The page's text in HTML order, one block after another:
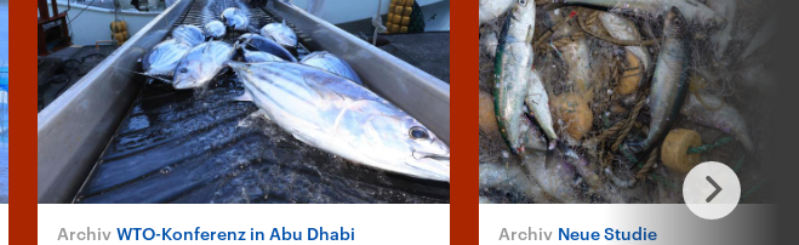
WTO-Konferenz in Abu Dhabi Neue Studie